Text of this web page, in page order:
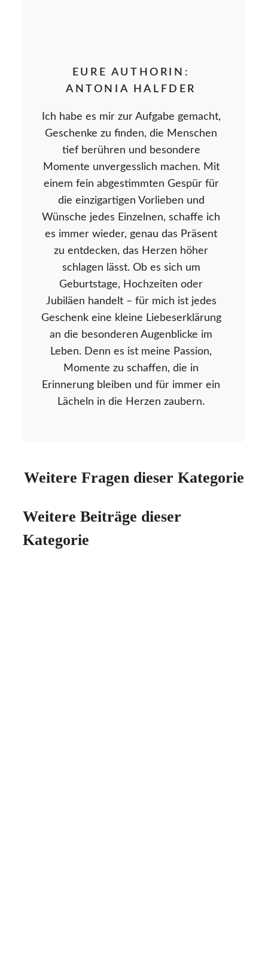
EURE AUTHORIN:
ANTONIA HALFDER
Ich habe es mir zur Aufgabe gemacht,
Geschenke zu finden, die Menschen
tief berühren und besondere
Momente unvergesslich machen. Mit
einem fein abgestimmten Gespür für
die einzigartigen Vorlieben und
Wünsche jedes Einzelnen, schaffe ich
es immer wieder, genau das Präsent
zu entdecken, das Herzen höher
schlagen lässt. Ob es sich um
Geburtstage, Hochzeiten oder
Jubiläen handelt – für mich ist jedes
Geschenk eine kleine Liebeserklärung
an die besonderen Augenblicke im
Leben. Denn es ist meine Passion,
Momente zu schaffen, die in
Erinnerung bleiben und für immer ein
Lächeln in die Herzen zaubern.
Weitere Fragen dieser Kategorie
Weitere Beiträge dieser
Kategorie